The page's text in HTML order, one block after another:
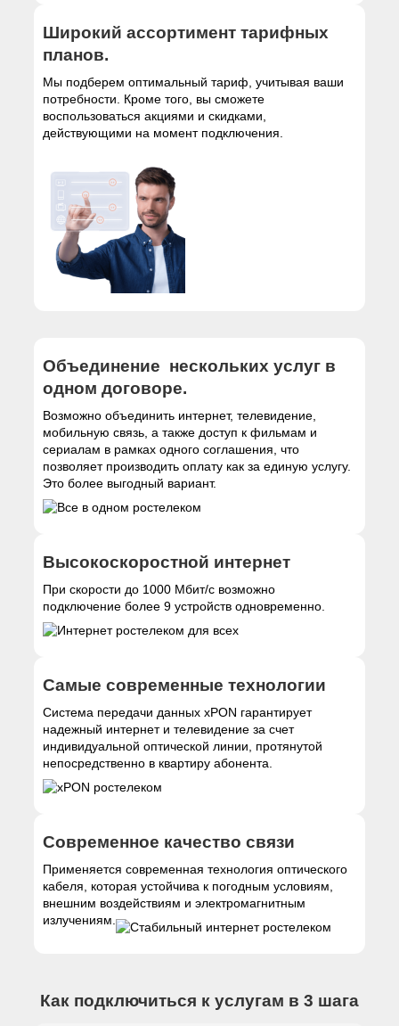
Широкий ассортимент тарифных
планов.
Мы подберем оптимальный тариф, учитывая ваши
потребности. Кроме того, вы сможете
воспользоваться акциями и скидками,
действующими на момент подключения.
Объединение нескольких услуг в
одном договоре.
Возможно объединить интернет, телевидение,
мобильную связь, а также доступ к фильмам и
сериалам в рамках одного соглашения, что
позволяет производить оплату как за единую услугу.
Это более выгодный вариант.
Высокоскоростной интернет
При скорости до 1000 Мбит/с возможно
подключение более 9 устройств одновременно.
Самые современные технологии
Система передачи данных xPON гарантирует
надежный интернет и телевидение за счет
индивидуальной оптической линии, протянутой
непосредственно в квартиру абонента.
Современное качество связи
Применяется современная технология оптического
кабеля, которая устойчива к погодным условиям,
внешним воздействиям и электромагнитным
излучениям.
Как подключиться к услугам в 3 шага